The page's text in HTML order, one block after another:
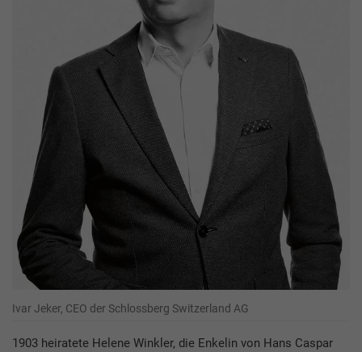
Ivar Jeker, CEO der Schlossberg Switzerland AG
1903 heiratete Helene Winkler, die Enkelin von Hans Caspar